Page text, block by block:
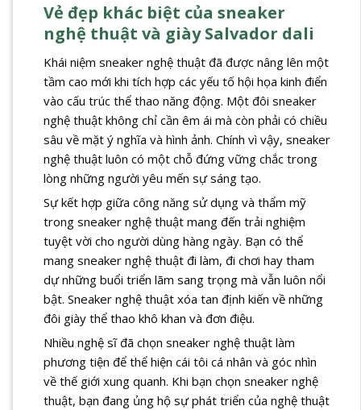
Vẻ đẹp khác biệt của sneaker
nghệ thuật và giày Salvador dali
Khái niệm sneaker nghệ thuật đã được nâng lên một
tầm cao mới khi tích hợp các yếu tố hội họa kinh điển
vào cấu trúc thể thao năng động. Một đôi sneaker
nghệ thuật không chỉ cần êm ái mà còn phải có chiều
sâu về mặt ý nghĩa và hình ảnh. Chính vì vậy, sneaker
nghệ thuật luôn có một chỗ đứng vững chắc trong
lòng những người yêu mến sự sáng tạo.
Sự kết hợp giữa công năng sử dụng và thẩm mỹ
trong sneaker nghệ thuật mang đến trải nghiệm
tuyệt vời cho người dùng hàng ngày. Bạn có thể
mang sneaker nghệ thuật đi làm, đi chơi hay tham
dự những buổi triển lãm sang trọng mà vẫn luôn nổi
bật. Sneaker nghệ thuật xóa tan định kiến về những
đôi giày thể thao khô khan và đơn điệu.
Nhiều nghệ sĩ đã chọn sneaker nghệ thuật làm
phương tiện để thể hiện cái tôi cá nhân và góc nhìn
về thế giới xung quanh. Khi bạn chọn sneaker nghệ
thuật, bạn đang ủng hộ sự phát triển của nghệ thuật